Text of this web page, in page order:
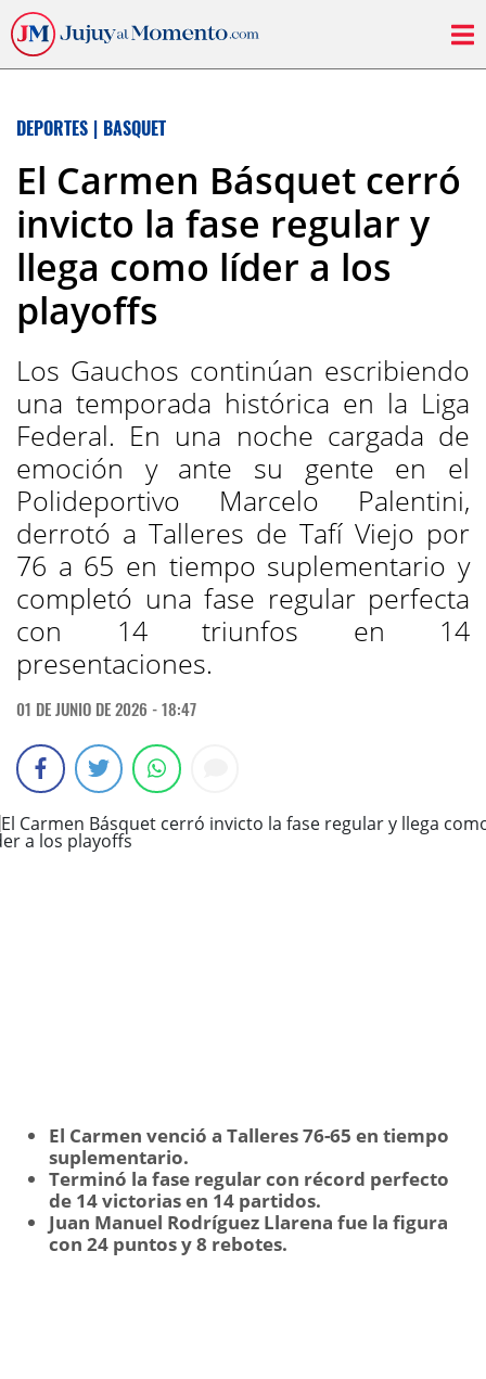
DEPORTES | BASQUET
El Carmen Básquet cerró
invicto la fase regular y
llega como líder a los
playoffs
Los Gauchos continúan escribiendo
una temporada histórica en la Liga
Federal. En una noche cargada de
emoción y ante su gente en el
Polideportivo Marcelo Palentini,
derrotó a Talleres de Tafí Viejo por
76 a 65 en tiempo suplementario y
completó una fase regular perfecta
con 14 triunfos en 14
presentaciones.
01 DE JUNIO DE 2026 - 18:47
El Carmen venció a Talleres 76-65 en tiempo
suplementario.
Terminó la fase regular con récord perfecto
de 14 victorias en 14 partidos.
Juan Manuel Rodríguez Llarena fue la figura
con 24 puntos y 8 rebotes.